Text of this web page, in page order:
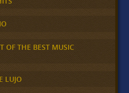
OF THE BEST MUSIC
LUJO